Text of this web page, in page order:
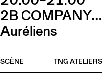
2B COMPANY - FRANÇOIS GREMAUD
Auréliens
TNG ATELIERS
SCÈNE